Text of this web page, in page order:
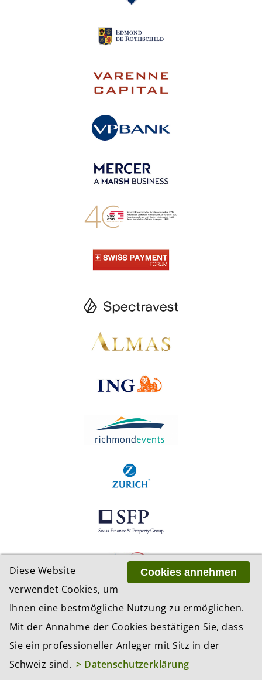
Cookies annehmen
Diese Website
verwendet Cookies, um
Ihnen eine bestmögliche Nutzung zu ermöglichen.
Mit der Annahme der Cookies bestätigen Sie, dass
Sie ein professioneller Anleger mit Sitz in der
Schweiz sind. > Datenschutzerklärung